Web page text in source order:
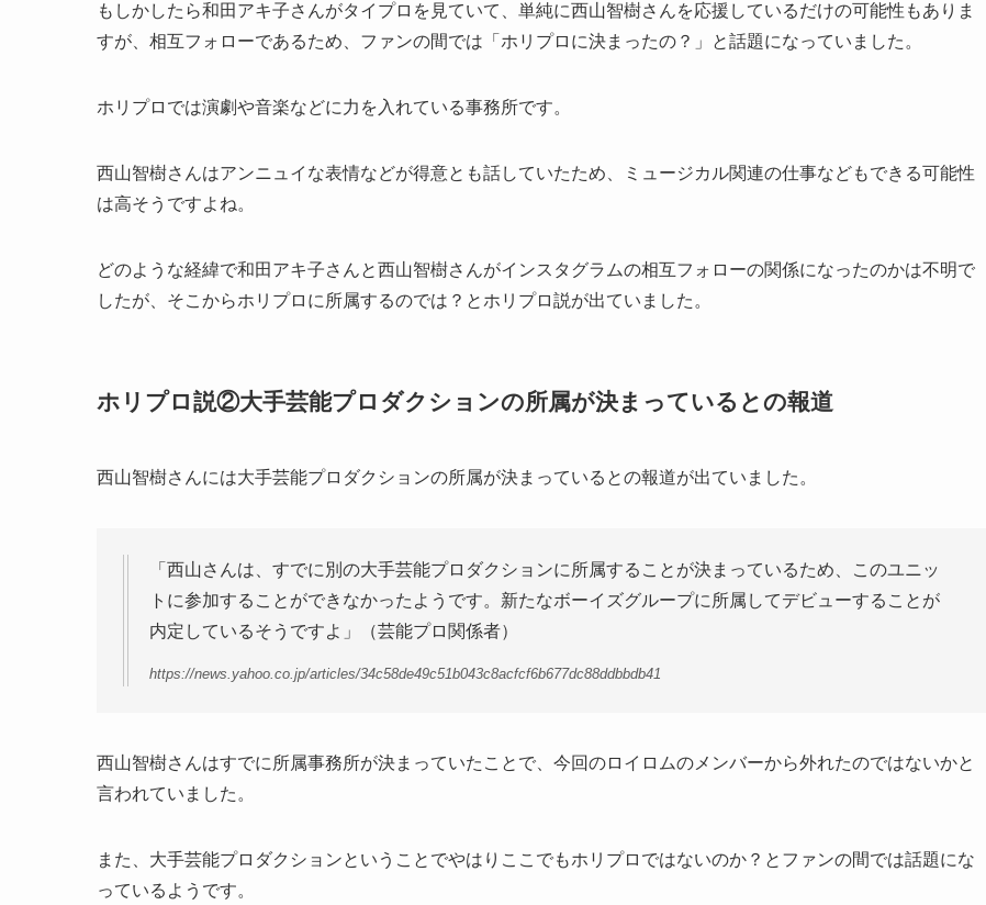
もしかしたら和田アキ子さんがタイプロを見ていて、単純に西山智樹さんを応援しているだけの可能性もありま
すが、相互フォローであるため、ファンの間では「ホリプロに決まったの？」と話題になっていました。
ホリプロでは演劇や音楽などに力を入れている事務所です。
西山智樹さんはアンニュイな表情などが得意とも話していたため、ミュージカル関連の仕事などもできる可能性
は高そうですよね。
どのような経緯で和田アキ子さんと西山智樹さんがインスタグラムの相互フォローの関係になったのかは不明で
したが、そこからホリプロに所属するのでは？とホリプロ説が出ていました。
ホリプロ説②大手芸能プロダクションの所属が決まっているとの報道
西山智樹さんには大手芸能プロダクションの所属が決まっているとの報道が出ていました。
「西山さんは、すでに別の大手芸能プロダクションに所属することが決まっているため、このユニッ
トに参加することができなかったようです。新たなボーイズグループに所属してデビューすることが
内定しているそうですよ」（芸能プロ関係者）
https://news.yahoo.co.jp/articles/34c58de49c51b043c8acfcf6b677dc88ddbbdb41
西山智樹さんはすでに所属事務所が決まっていたことで、今回のロイロムのメンバーから外れたのではないかと
言われていました。
また、大手芸能プロダクションということでやはりここでもホリプロではないのか？とファンの間では話題にな
っているようです。